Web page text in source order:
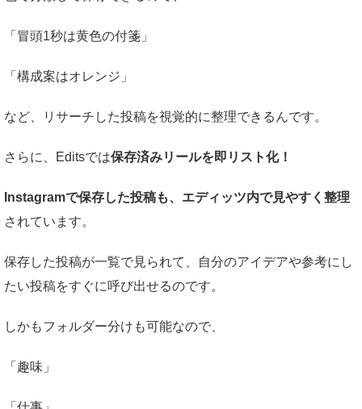
「冒頭1秒は黄色の付箋」
「構成案はオレンジ」
など、リサーチした投稿を視覚的に整理できるんです。
さらに、Editsでは保存済みリールを即リスト化！
Instagramで保存した投稿も、エディッツ内で見やすく整理
されています。
保存した投稿が一覧で見られて、自分のアイデアや参考にし
たい投稿をすぐに呼び出せるのです。
しかもフォルダー分けも可能なので、
「趣味」